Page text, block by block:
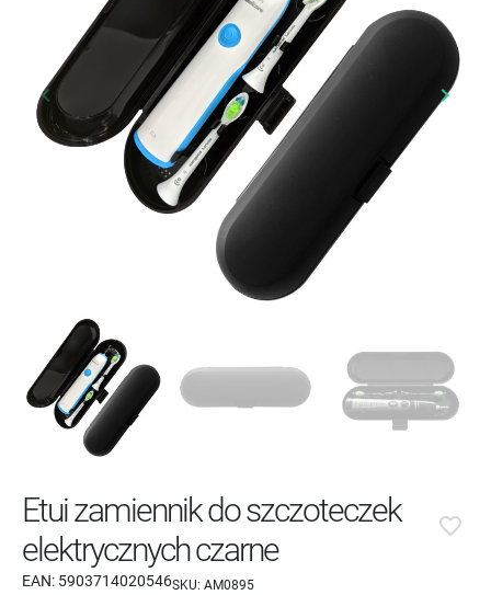
Poprzedni
keyboard_arrow_left keyboard_arrow_right
Etui zamiennik do szczoteczek
elektrycznych czarne
EAN: 5903714020546SKU: AM0895
favorite_border